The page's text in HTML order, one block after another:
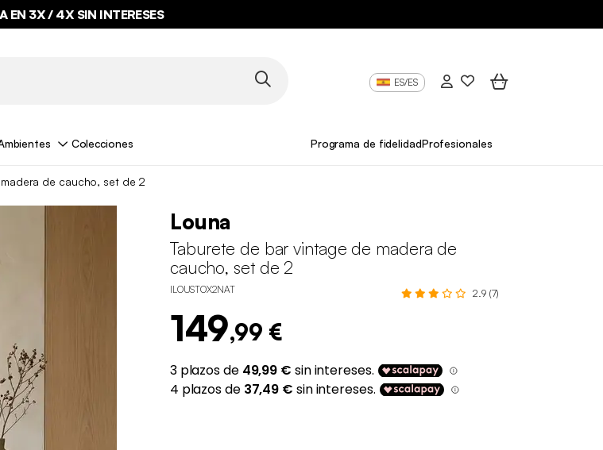
EN 3X / 4X SIN INTERESES
ES/ES
Colecciones Programa de fidelidadProfesionales
de caucho, set de 2
Louna
Taburete de bar vintage de madera de
caucho, set de 2
ILOUSTOX2NAT 2.9 (7)
149,99 €